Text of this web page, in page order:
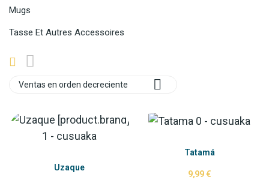
Mugs
Tasse Et Autres Accessoires
Ventas en orden decreciente 
Uzaque
Tatamá
9,99 €